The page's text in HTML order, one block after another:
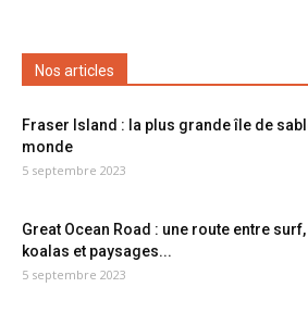
Nos articles
Fraser Island : la plus grande île de
monde
5 septembre 2023
Great Ocean Road : une route entre surf,
koalas et paysages...
5 septembre 2023